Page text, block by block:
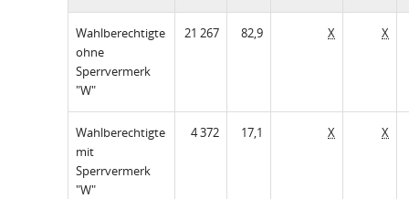
Wahlberechtigte
ohne
Sperrvermerk
"W"
21 267 82,9 X X
Wahlberechtigte
mit
Sperrvermerk
"W"
4 372 17,1 X X